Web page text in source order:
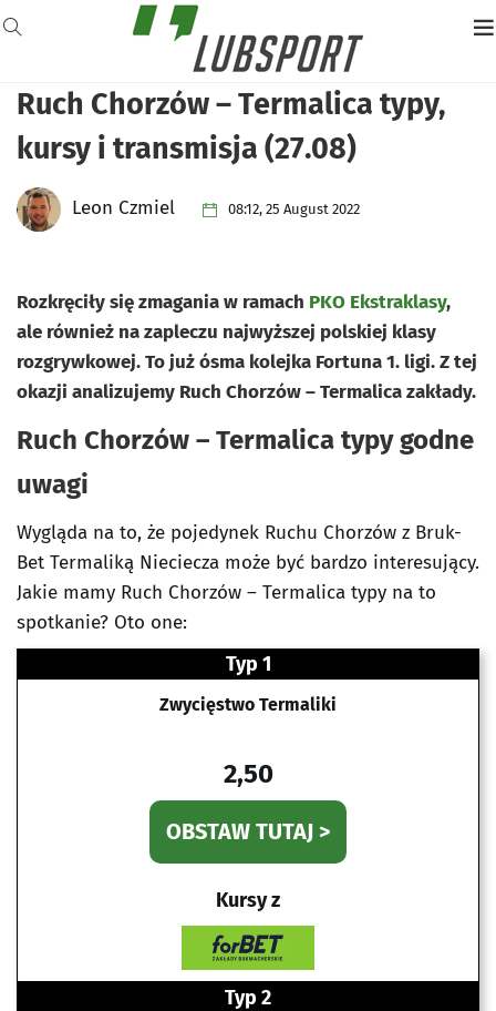
Ruch Chorzów – Termalica typy,
kursy i transmisja (27.08)
Leon Czmiel 08:12, 25 August 2022
Rozkręciły się zmagania w ramach PKO Ekstraklasy,
ale również na zapleczu najwyższej polskiej klasy
rozgrywkowej. To już ósma kolejka Fortuna 1. ligi. Z tej
okazji analizujemy Ruch Chorzów – Termalica zakłady.
Ruch Chorzów – Termalica typy godne
uwagi
Wygląda na to, że pojedynek Ruchu Chorzów z Bruk-
Bet Termaliką Nieciecza może być bardzo interesujący.
Jakie mamy Ruch Chorzów – Termalica typy na to
spotkanie? Oto one:
Typ 1
Zwycięstwo Termaliki
2,50
OBSTAW TUTAJ >
Kursy z
Typ 2